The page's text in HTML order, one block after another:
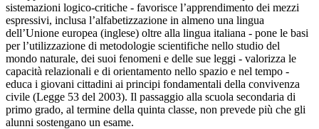
sistemazioni logico-critiche - favorisce l’apprendimento dei mezzi
espressivi, inclusa l’alfabetizzazione in almeno una lingua
dell’Unione europea (inglese) oltre alla lingua italiana - pone le basi
per l’utilizzazione di metodologie scientifiche nello studio del
mondo naturale, dei suoi fenomeni e delle sue leggi - valorizza le
capacità relazionali e di orientamento nello spazio e nel tempo -
educa i giovani cittadini ai principi fondamentali della convivenza
civile (Legge 53 del 2003). Il passaggio alla scuola secondaria di
primo grado, al termine della quinta classe, non prevede più che gli
alunni sostengano un esame.